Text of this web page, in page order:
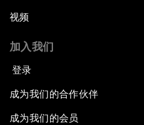
视频
加入我们
登录
成为我们的合作伙伴
成为我们的会员